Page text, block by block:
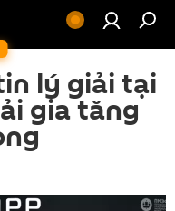
lý giải tại
gia tăng